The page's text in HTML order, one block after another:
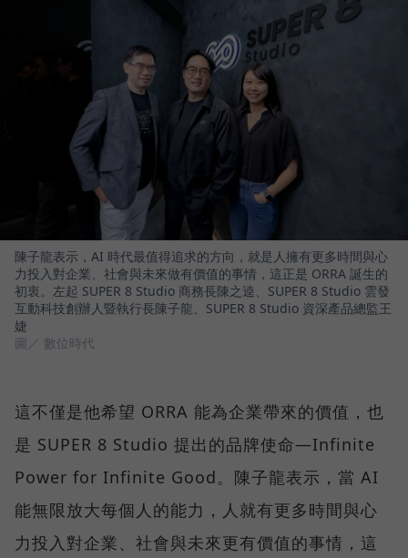
陳子龍表示，AI 時代最值得追求的方向，就是人擁有更多時間與心
力投入對企業、社會與未來做有價值的事情，這正是 ORRA 誕生的
初衷。左起 SUPER 8 Studio 商務長陳之逵、SUPER 8 Studio 雲發
互動科技創辦人暨執行長陳子龍、SUPER 8 Studio 資深產品總監王
婕
圖／ 數位時代
這不僅是他希望 ORRA 能為企業帶來的價值，也
是 SUPER 8 Studio 提出的品牌使命—Infinite
Power for Infinite Good。陳子龍表示，當 AI
能無限放大每個人的能力，人就有更多時間與心
力投入對企業、社會與未來更有價值的事情，這